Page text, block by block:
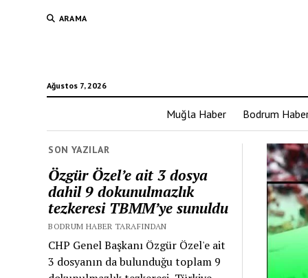
ARAMA
Ağustos 7, 2026
Muğla Haber Bodrum
SON YAZILAR
Özgür Özel’e ait 3 dosya
dahil 9 dokunulmazlık
tezkeresi TBMM’ye sunuldu
BODRUM HABER TARAFINDAN
CHP Genel Başkanı Özgür Özel'e ait
3 dosyanın da bulunduğu toplam 9